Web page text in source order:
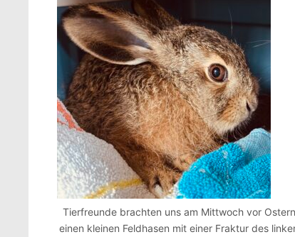
Tierfreunde brachten uns am Mittwoch vor Ostern
einen kleinen Feldhasen mit einer Fraktur des